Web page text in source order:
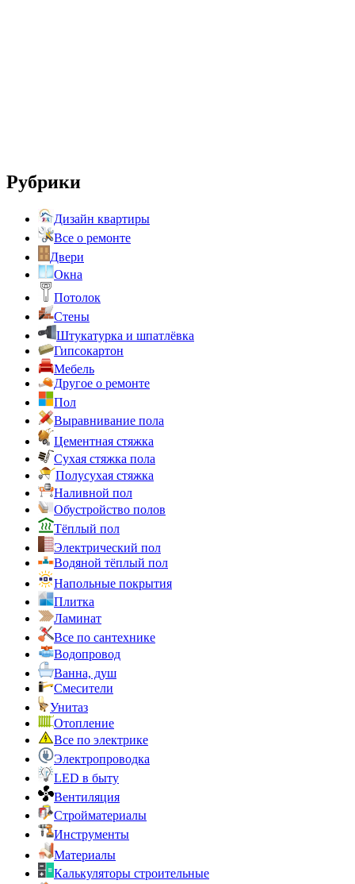
Рубрики
Дизайн квартиры
Все о ремонте
Двери
Окна
Потолок
Стены
Штукатурка и шпатлёвка
Гипсокартон
Мебель
Другое о ремонте
Пол
Выравнивание пола
Цементная стяжка
Сухая стяжка пола
Полусухая стяжка
Наливной пол
Обустройство полов
Тёплый пол
Электрический пол
Водяной тёплый пол
Напольные покрытия
Плитка
Ламинат
Все по сантехнике
Водопровод
Ванна, душ
Смесители
Унитаз
Отопление
Все по электрике
Электропроводка
LED в быту
Вентиляция
Стройматериалы
Инструменты
Материалы
Калькуляторы строительные